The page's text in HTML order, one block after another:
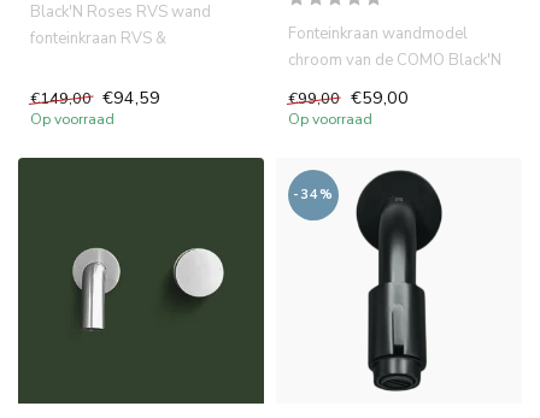
Black'N Roses RVS wand
fonteinkraan RVS &
van COMO....
€149,00 €94,59
Op voorraad
Fonteinkraan wandmodel
chroom van de COMO Black'N
Roses serie. keramische
schijv...
€99,00 €59,00
Op voorraad
-34%